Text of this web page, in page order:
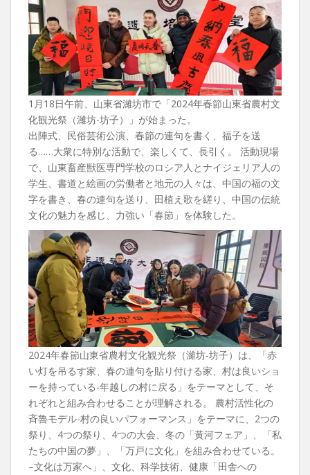
1月18日午前、山東省濰坊市で「2024年春節山東省農村文
化観光祭（濰坊-坊子）」が始まった。
出陣式、民俗芸術公演、春節の連句を書く、福子を送
る……大衆に特別な活動で、楽しくて、長引く。 活動現場
で、山東畜産獣医専門学校のロシア人とナイジェリア人の
学生、書道と絵画の労働者と地元の人々は、中国の福の文
字を書き、春の連句を送り、田植え歌を縒り、中国の伝統
文化の魅力を感じ、力強い「春節」を体験した。
2024年春節山東省農村文化観光祭（濰坊-坊子）は、「赤
い灯を吊るす家、春の連句を貼り付ける家、村は良いショ
ーを持っている-年越しの村に戻る」をテーマとして、そ
れぞれと組み合わせることが理解される。 農村活性化の
斉魯モデル-村の良いパフォーマンス」をテーマに、2つの
祭り、4つの祭り、4つの大会、冬の「黄河フェア」、「私
たちの中国の夢」、「万戸に文化」を組み合わせている。
–文化は万家へ」、文化、科学技術、健康「田舎への